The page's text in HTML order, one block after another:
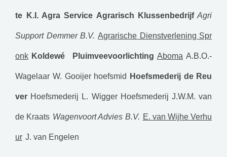
te K.I. Agra Service Agrarisch Klussenbedrijf Agri
Support Demmer B.V. Agrarische Dienstverlening Spr
onk Koldewé Pluimveevoorlichting Aboma A.B.O.-
Wagelaar W. Gooijer hoefsmid Hoefsmederij de Reu
ver Hoefsmederij L. Wigger Hoefsmederij J.W.M. van
de Kraats Wagenvoort Advies B.V. E. van Wijhe Verhu
ur J. van Engelen